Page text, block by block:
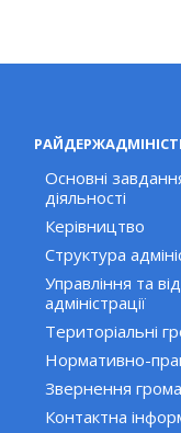
Основні
діяльності
Керівництво
Структура
Управління та
адміністрації
Територіальні
Нормативно-
Звернення
Контактна